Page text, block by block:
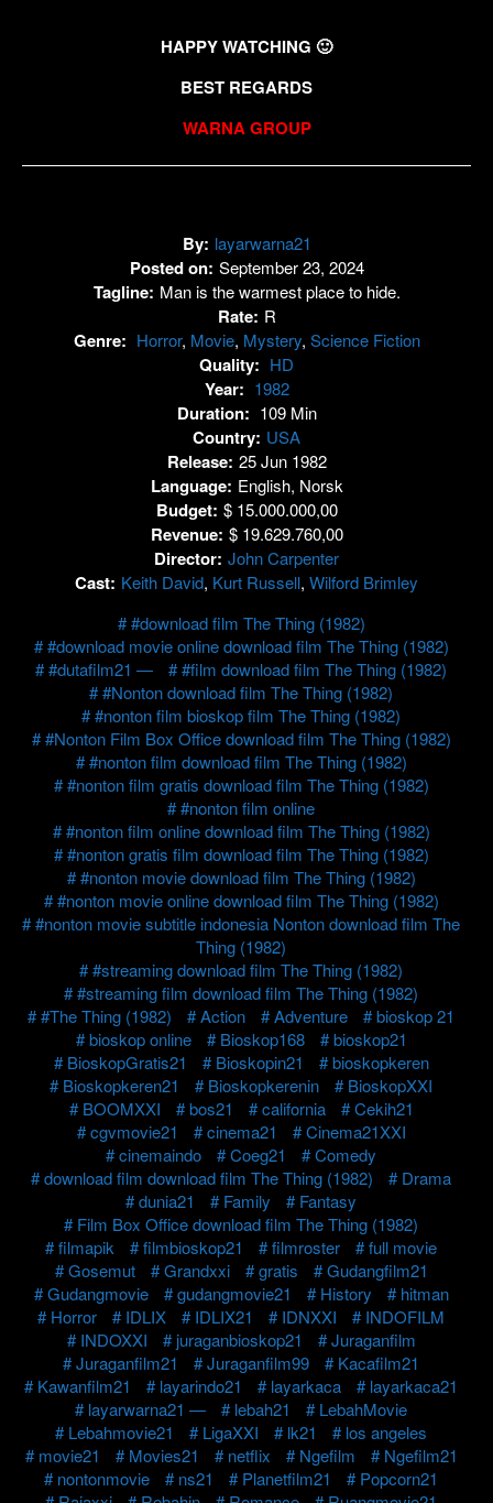
HAPPY WATCHING 🙂
BEST REGARDS
WARNA GROUP
By: layarwarna21
Posted on: September 23, 2024
Tagline: Man is the warmest place to hide.
Rate: R
Genre: Horror, Movie, Mystery, Science Fiction
Quality: HD
Year: 1982
Duration: 109 Min
Country: USA
Release: 25 Jun 1982
Language: English, Norsk
Budget: $ 15.000.000,00
Revenue: $ 19.629.760,00
Director: John Carpenter
Cast: Keith David, Kurt Russell, Wilford Brimley
#download film The Thing (1982)
#download movie online download film The Thing (1982)
#dutafilm21 —
#film download film The Thing (1982)
#Nonton download film The Thing (1982)
#nonton film bioskop film The Thing (1982)
#Nonton Film Box Office download film The Thing (1982)
#nonton film download film The Thing (1982)
#nonton film gratis download film The Thing (1982)
#nonton film online
#nonton film online download film The Thing (1982)
#nonton gratis film download film The Thing (1982)
#nonton movie download film The Thing (1982)
#nonton movie online download film The Thing (1982)
#nonton movie subtitle indonesia Nonton download film The
Thing (1982)
#streaming download film The Thing (1982)
#streaming film download film The Thing (1982)
#The Thing (1982)
Action Adventure
bioskop 21
bioskop online
Bioskop168
bioskop21
BioskopGratis21
Bioskopin21
bioskopkeren
Bioskopkeren21
Bioskopkerenin
BioskopXXI
BOOMXXI
bos21 california
Cekih21
cgvmovie21
cinema21
Cinema21XXI
cinemaindo
Coeg21
Comedy
download film download film The Thing (1982)
Drama
dunia21
Family
Fantasy
Film Box Office download film The Thing (1982)
filmapik
filmbioskop21 filmroster
full movie
Gosemut
Grandxxi gratis
Gudangfilm21
Gudangmovie
gudangmovie21 History
hitman
Horror
IDLIX IDLIX21 IDNXXI
INDOFILM
INDOXXI
juraganbioskop21
Juraganfilm
Juraganfilm21
Juraganfilm99
Kacafilm21
Kawanfilm21
layarindo21 layarkaca
layarkaca21
layarwarna21 —
lebah21
LebahMovie
Lebahmovie21
LigaXXI lk21
los angeles
movie21
Movies21 netflix Ngefilm
Ngefilm21
nontonmovie
ns21 Planetfilm21
Popcorn21